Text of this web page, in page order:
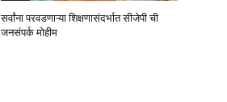
सर्वांना परवडणाऱ्या शिक्षणासंदर्भात सीजेपी ची
जनसंपर्क मोहीम